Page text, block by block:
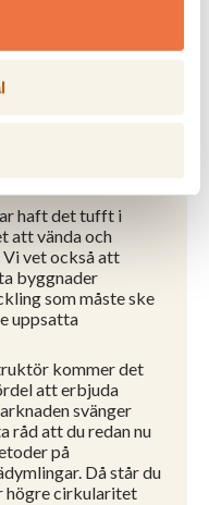
vi även
träelement
bästa sätt?
haft det tufft i
att vända och
vet också att
byggnader
som måste ske
uppsatta
kommer det
att erbjuda
svänger
råd att du redan nu
på
Då står du
högre cirkularitet